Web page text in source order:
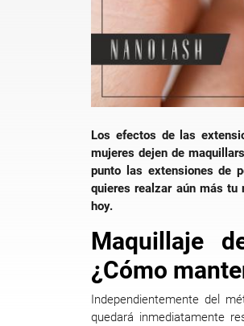
Los efectos de las
mujeres dejen de
punto las extensiones de
quieres realzar aún más tu
hoy.
Maquillaje
¿Cómo
Independientemente del
quedará inmediatamente